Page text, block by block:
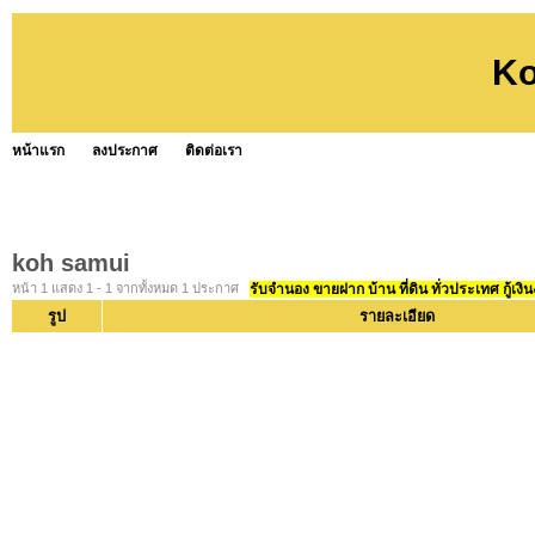
หน้าแรก ลงประกาศ ติดต่อเรา
koh samui
หน้า 1 แสดง 1 - 1 จากทั้งหมด 1 ประกาศ รับจำนอง ขายฝาก บ้าน ที่ดิน ทั่วประเทศ กู้เงิ
รูป รายละเอียด